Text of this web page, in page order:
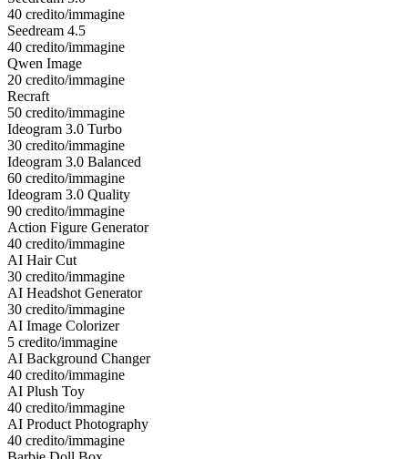
40 credito/immagine
Seedream 4.5
40 credito/immagine
Qwen Image
20 credito/immagine
Recraft
50 credito/immagine
Ideogram 3.0 Turbo
30 credito/immagine
Ideogram 3.0 Balanced
60 credito/immagine
Ideogram 3.0 Quality
90 credito/immagine
Action Figure Generator
40 credito/immagine
AI Hair Cut
30 credito/immagine
AI Headshot Generator
30 credito/immagine
AI Image Colorizer
5 credito/immagine
AI Background Changer
40 credito/immagine
AI Plush Toy
40 credito/immagine
AI Product Photography
40 credito/immagine